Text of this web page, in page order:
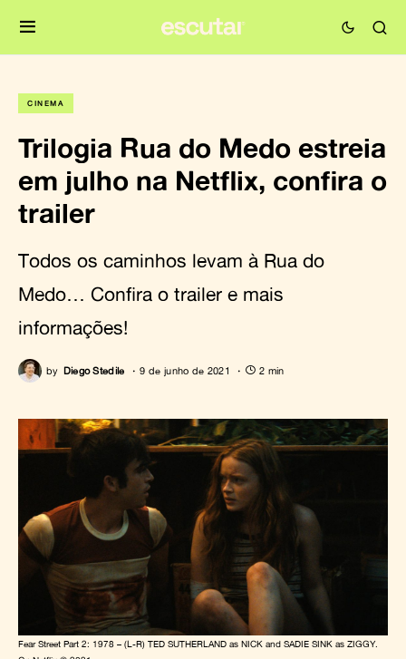
CINEMA
Trilogia Rua do Medo estreia
em julho na Netflix, confira o
trailer
Todos os caminhos levam à Rua do
Medo… Confira o trailer e mais
informações!
by Diego Stedile 9 de junho de 2021 2 min
Fear Street Part 2: 1978 – (L-R) TED SUTHERLAND as NICK and SADIE SINK as ZIGGY.